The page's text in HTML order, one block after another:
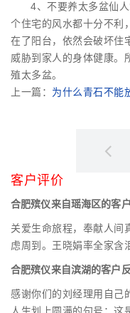
4、不要养太多盆仙
个住宅的风水都十分不利
在了阳台，依然会破坏住
威胁到家人的身体健康。
殖太多盆。
上一篇： 为什么青石不能
客户评价
合肥殡仪来自瑶海区的客
关爱生命旅程，奉献人间
虑周到。王晓娟率全家含
合肥殡仪来自滨湖的客户
感谢你们的刘经理用自己